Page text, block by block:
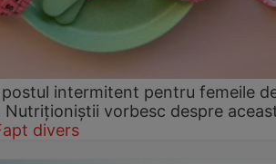
intermitent pentru femeile
Nutriționiștii vorbesc despre
divers